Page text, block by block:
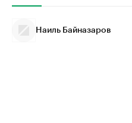
Наиль Байназаров